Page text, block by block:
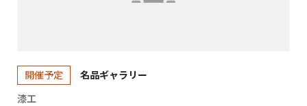
開催予定
名品ギャラリー
漆工